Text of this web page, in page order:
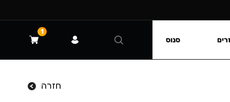
חזרה
סנוס
1